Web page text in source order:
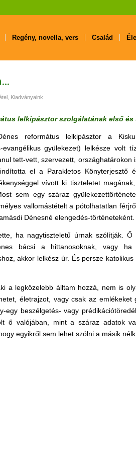
Regény, novella, vers Család
, Kiadványaink
lelkipásztor szolgálatának első
református lelkipásztor a
evangélikus gyülekezet) lelkésze volt
tett-vett, szervezett,
el a Parakletos Könyterjesztő
vívott ki tiszteletet
sem egy száraz
vallomástételt a pótolhatatlan
Dénesné elengedés-történeteként.
ha nagytiszteletű úrnak szólítják.
bácsi a hittanosoknak, vagy
akkor lelkész úr. És persze
a legközelebb álltam hozzá, nem is
életrajzot, vagy csak az
beszélgetés- vagy
ő valójában, mint a száraz adatok
egyikről sem lehet szólni a másik